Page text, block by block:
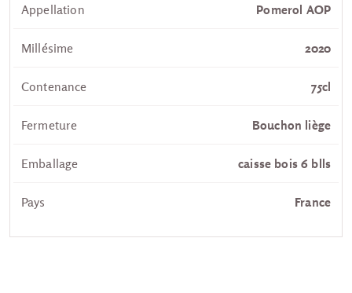
Appellation Pomerol AOP
Millésime 2020
Contenance 75cl
Fermeture Bouchon liège
Emballage caisse bois 6 blls
Pays France